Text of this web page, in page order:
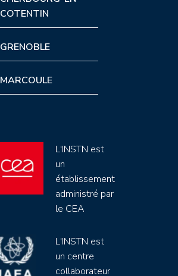
COTENTIN
GRENOBLE
MARCOULE
L'INSTN est
un
établissement
administré par
le CEA
L'INSTN est
un centre
collaborateur